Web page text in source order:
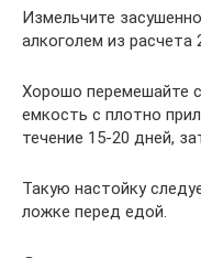
Измельчите
алкоголем из расчета
Хорошо перемешайте
емкость с плотно
течение 15-20 дней,
Такую настойку
ложке перед едой.